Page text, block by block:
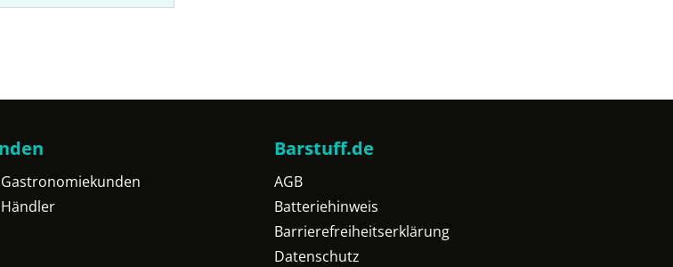
Barstuff.de
AGB
Batteriehinweis
Barrierefreiheitserklärung
Datenschutz